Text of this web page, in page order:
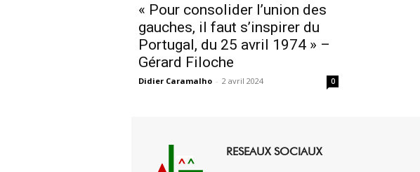
« Pour consolider l’union des
gauches, il faut s’inspirer du
Portugal, du 25 avril 1974 » –
Gérard Filoche
Didier Caramalho - 2 avril 2024 0
RESEAUX SOCIAUX